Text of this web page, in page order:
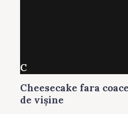
C
Cheesecake fara
de vişine